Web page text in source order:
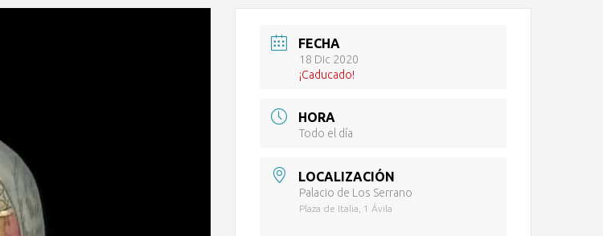
FECHA
18 Dic 2020
¡Caducado!
HORA
Todo el día
LOCALIZACIÓN
Palacio de Los Serrano
Plaza de Italia, 1 Ávila